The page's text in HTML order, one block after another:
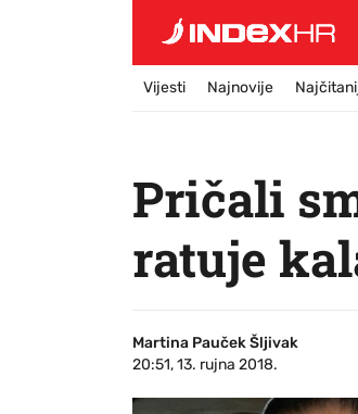
Vijesti Najnovije
Pričali
ratuje
Martina Pauček Šljivak
20:51, 13. rujna 2018.